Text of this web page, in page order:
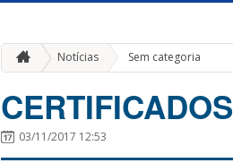
Notícias Sem categoria
CERTIFICADOS
03/11/2017 12:53